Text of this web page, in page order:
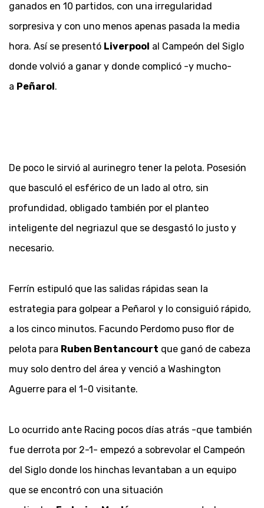
ganados en 10 partidos, con una irregularidad
sorpresiva y con uno menos apenas pasada la media
hora. Así se presentó Liverpool al Campeón del Siglo
donde volvió a ganar y donde complicó -y mucho-
a Peñarol.
De poco le sirvió al aurinegro tener la pelota. Posesión
que basculó el esférico de un lado al otro, sin
profundidad, obligado también por el planteo
inteligente del negriazul que se desgastó lo justo y
necesario.
Ferrín estipuló que las salidas rápidas sean la
estrategia para golpear a Peñarol y lo consiguió rápido,
a los cinco minutos. Facundo Perdomo puso flor de
pelota para Ruben Bentancourt que ganó de cabeza
muy solo dentro del área y venció a Washington
Aguerre para el 1-0 visitante.
Lo ocurrido ante Racing pocos días atrás -que también
fue derrota por 2-1- empezó a sobrevolar el Campeón
del Siglo donde los hinchas levantaban a un equipo
que se encontró con una situación